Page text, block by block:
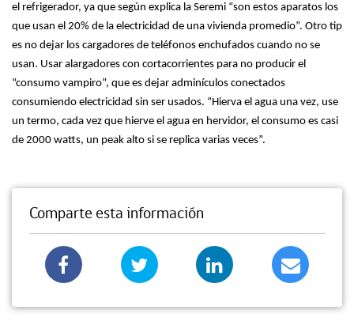
el refrigerador, ya que según explica la Seremi “son estos aparatos los
que usan el 20% de la electricidad de una vivienda promedio”. Otro tip
es no dejar los cargadores de teléfonos enchufados cuando no se
usan. Usar alargadores con cortacorrientes para no producir el
“consumo vampiro”, que es dejar adminículos conectados
consumiendo electricidad sin ser usados. “Hierva el agua una vez, use
un termo, cada vez que hierve el agua en hervidor, el consumo es casi
de 2000 watts, un peak alto si se replica varias veces”.
Comparte esta información